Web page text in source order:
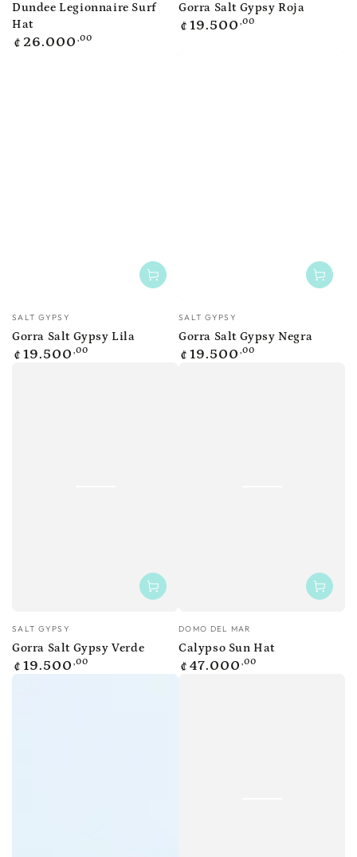
Dundee Legionnaire Surf
Hat
Precio
₡ 26.000 ,00
Gorra Salt Gypsy Roja
Precio
₡ 19.500 ,00
Vendedor:
SALT GYPSY
Gorra Salt Gypsy Lila
Precio
₡ 19.500 ,00
Vendedor:
SALT GYPSY
Gorra Salt Gypsy Negra
Precio
₡ 19.500 ,00
Vendedor:
SALT GYPSY
Gorra Salt Gypsy Verde
Precio
₡ 19.500 ,00
Vendedor:
DOMO DEL MAR
Calypso Sun Hat
Precio
₡ 47.000 ,00